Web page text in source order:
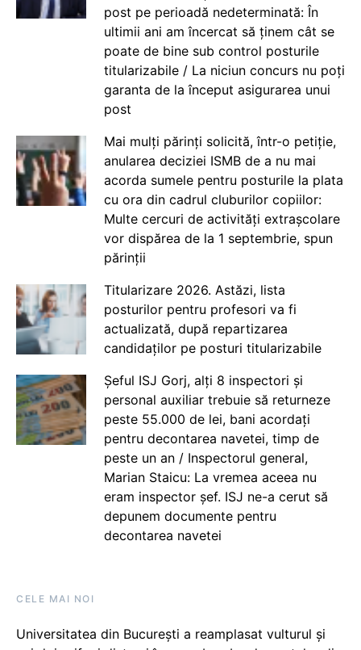
post pe perioadă nedeterminată: În
ultimii ani am încercat să ținem cât se
poate de bine sub control posturile
titularizabile / La niciun concurs nu poți
garanta de la început asigurarea unui
post
Mai mulți părinți solicită, într-o petiție,
anularea deciziei ISMB de a nu mai
acorda sumele pentru posturile la plata
cu ora din cadrul cluburilor copiilor:
Multe cercuri de activități extrașcolare
vor dispărea de la 1 septembrie, spun
părinții
Titularizare 2026. Astăzi, lista
posturilor pentru profesori va fi
actualizată, după repartizarea
candidaților pe posturi titularizabile
Șeful ISJ Gorj, alți 8 inspectori și
personal auxiliar trebuie să returneze
peste 55.000 de lei, bani acordați
pentru decontarea navetei, timp de
peste un an / Inspectorul general,
Marian Staicu: La vremea aceea nu
eram inspector șef. ISJ ne-a cerut să
depunem documente pentru
decontarea navetei
CELE MAI NOI
Universitatea din București a reamplasat vulturul și